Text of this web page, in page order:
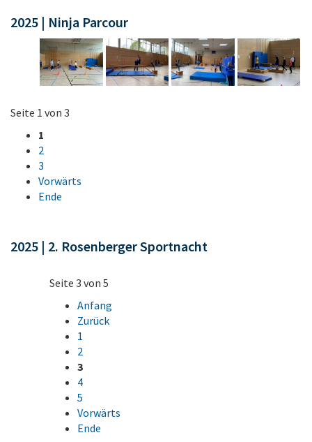
2025 | Ninja Parcour
Seite 1 von 3
1
2
3
Vorwärts
Ende
2025 | 2. Rosenberger Sportnacht
Seite 3 von 5
Anfang
Zurück
1
2
3
4
5
Vorwärts
Ende